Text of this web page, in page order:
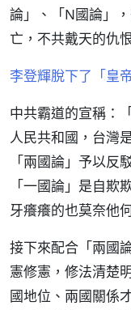
論」、「N國論」
亡，不共戴天的仇
李登輝脫下了「皇
中共霸道的宣稱：
人民共和國，台灣
「兩國論」予以反
「一國論」是自
牙癢癢的也莫奈他
接下來配合「兩國
憲修憲，修法清楚
國地位、兩國關係